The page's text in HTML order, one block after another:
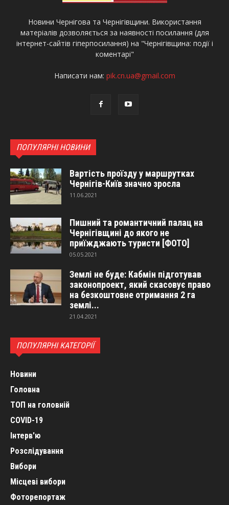
Новини Чернігова та Чернігівщини. Використання
матеріалів дозволяється за наявності посилання (для
інтернет-сайтів гіперпосилання) на "Чернігівщина: події і
коментарі"
Написати нам: pik.cn.ua@gmail.com
ПОПУЛЯРНІ НОВИНИ
Вартість проїзду у маршрутках
Чернігів-Київ значно зросла
11.06.2021
Пишний та романтичний палац на
Чернігівщині до якого не
приїжджають туристи [ФОТО]
05.05.2021
Землі не буде: Кабмін підготував
законопроект, який скасовує право
на безкоштовне отримання 2 га
землі...
21.04.2021
ПОПУЛЯРНІ КАТЕГОРІЇ
Новини
Головна
ТОП на головній
COVID-19
Інтерв'ю
Розслідування
Вибори
Місцеві вибори
Фоторепортаж